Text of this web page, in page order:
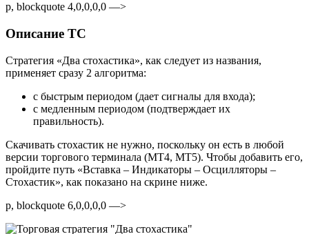
p, blockquote 4,0,0,0,0 —>
Описание ТС
Стратегия «Два стохастика», как следует из названия,
применяет сразу 2 алгоритма:
с быстрым периодом (дает сигналы для входа);
с медленным периодом (подтверждает их
правильность).
Скачивать стохастик не нужно, поскольку он есть в любой
версии торгового терминала (МТ4, МТ5). Чтобы добавить его,
пройдите путь «Вставка – Индикаторы – Осцилляторы –
Стохастик», как показано на скрине ниже.
p, blockquote 6,0,0,0,0 —>